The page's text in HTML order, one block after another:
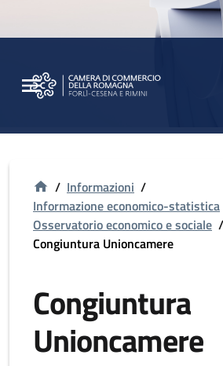
/ Informazioni /
Informazione economico-statistica
Osservatorio economico e sociale /
Congiuntura Unioncamere
Congiuntura
Unioncamere